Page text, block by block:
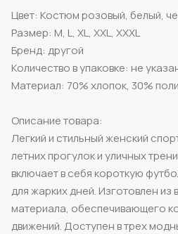
Цвет: Костюм розовый, белый,
Размер: M, L, XL, XXL, XXXL
Бренд: другой
Количество в упаковке: не
Материал: 70% хлопок, 30%
Описание товара:
Легкий и стильный женский
летних прогулок и уличных
включает в себя короткую
для жарких дней. Изготовлен
материала, обеспечивающего
движений. Доступен в трех